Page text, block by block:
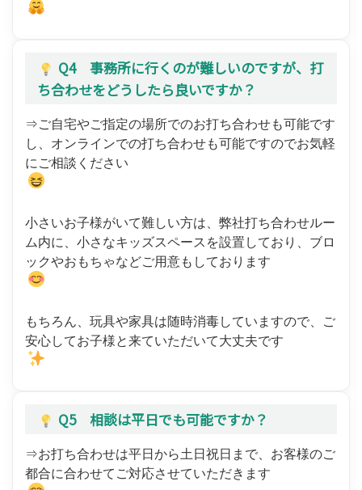
Q4 事務所に行くのが難しいのですが、打
ち合わせをどうしたら良いですか？
⇒ご自宅やご指定の場所でのお打ち合わせも可能です
し、オンラインでの打ち合わせも可能ですのでお気軽
にご相談ください
小さいお子様がいて難しい方は、弊社打ち合わせルー
ム内に、小さなキッズスペースを設置しており、ブロ
ックやおもちゃなどご用意もしております
もちろん、玩具や家具は随時消毒していますので、ご
安心してお子様と来ていただいて大丈夫です
Q5 相談は平日でも可能ですか？
⇒お打ち合わせは平日から土日祝日まで、お客様のご
都合に合わせてご対応させていただきます